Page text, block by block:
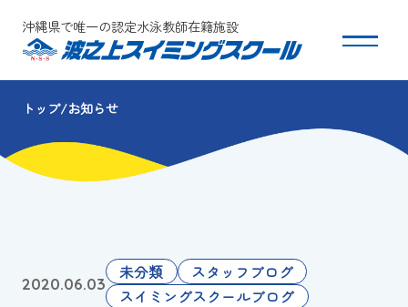
沖縄県で唯一の認定水泳教師在籍施設
スクールについて
コース・クラス紹介
団体会員募集
トップ お知らせ
2020.06.03
未分類
スタッフブログ
スイミングスクールブログ